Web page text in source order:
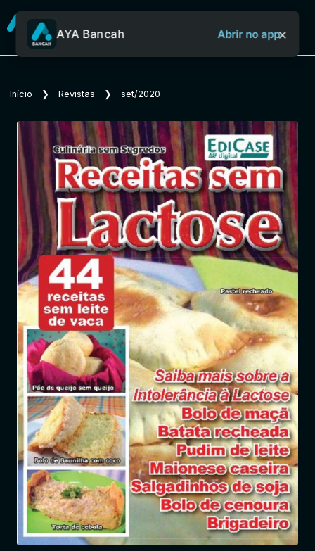
Sobre o Aya Bancah
Início
Revistas
Jornais
Notícias
Entrar
AYA Bancah Abrir no app×
Início ❯ Revistas ❯ set/2020